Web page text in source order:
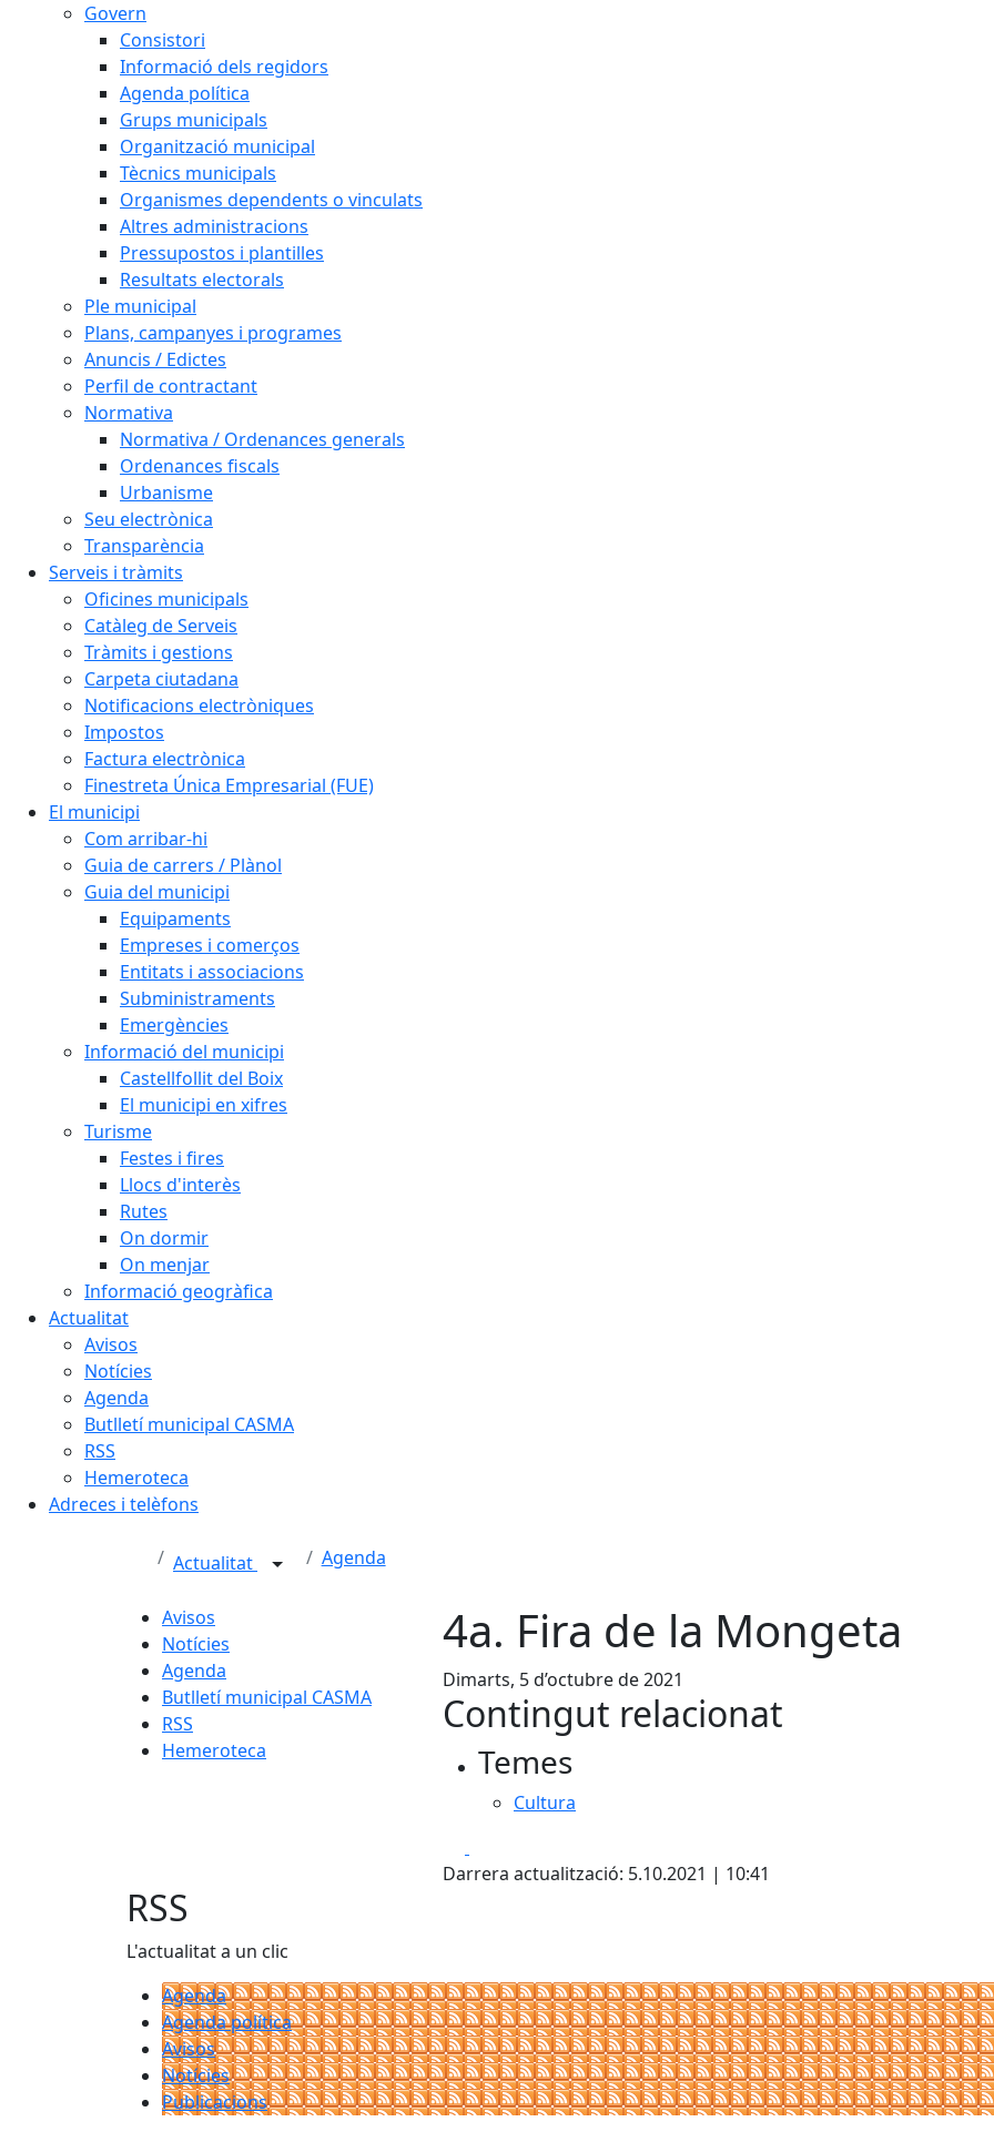
Govern
Consistori
Informació dels regidors
Agenda política
Grups municipals
Organització municipal
Tècnics municipals
Organismes dependents o vinculats
Altres administracions
Pressupostos i plantilles
Resultats electorals
Ple municipal
Plans, campanyes i programes
Anuncis / Edictes
Perfil de contractant
Normativa
Normativa / Ordenances generals
Ordenances fiscals
Urbanisme
Seu electrònica
Transparència
Serveis i tràmits
Oficines municipals
Catàleg de Serveis
Tràmits i gestions
Carpeta ciutadana
Notificacions electròniques
Impostos
Factura electrònica
Finestreta Única Empresarial (FUE)
El municipi
Com arribar-hi
Guia de carrers / Plànol
Guia del municipi
Equipaments
Empreses i comerços
Entitats i associacions
Subministraments
Emergències
Informació del municipi
Castellfollit del Boix
El municipi en xifres
Turisme
Festes i fires
Llocs d'interès
Rutes
On dormir
On menjar
Informació geogràfica
Actualitat
Avisos
Notícies
Agenda
Butlletí municipal CASMA
RSS
Hemeroteca
Adreces i telèfons
Actualitat Agenda
Avisos
Notícies
Agenda
Butlletí municipal CASMA
RSS
Hemeroteca
4a. Fira de la Mongeta
Dimarts, 5 d’octubre de 2021
Contingut relacionat
Temes
Cultura
Darrera actualització: 5.10.2021 | 10:41
RSS
L'actualitat a un clic
Agenda
Agenda política
Avisos
Notícies
Publicacions